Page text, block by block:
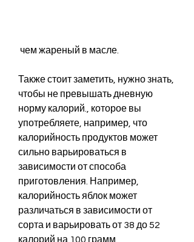
чем жареный в масле.
Также стоит заметить, нужно знать,
чтобы не превышать дневную
норму калорий., которое вы
употребляете, например, что
калорийность продуктов может
сильно варьироваться в
зависимости от способа
приготовления. Например,
калорийность яблок может
различаться в зависимости от
сорта и варьировать от 38 до 52
калорий на 100 грамм.